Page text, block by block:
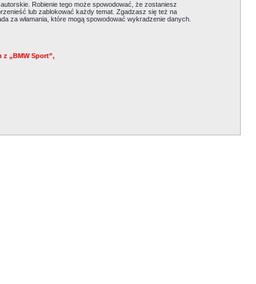
Robienie tego może spowodować, że zostaniesz
lub zablokować każdy temat. Zgadzasz się też na
za włamania, które mogą spowodować wykradzenie danych.
„BMW Sport”,